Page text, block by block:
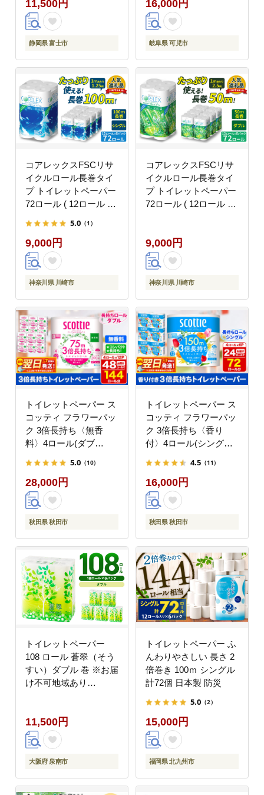
11,500円
静岡県 富士市
16,000円
岐阜県 可児市
コアレックスFSCリサ
イクルロール長巻タイ
プ トイレットペーパー
72ロール ( 12ロール ×
100m
5.0 （1）
9,000円
神奈川県 川崎市
コアレックスFSCリサ
イクルロール長巻タイ
プ トイレットペーパー
72ロール ( 12ロール ×
9,000円
神奈川県 川崎市
トイレットペーパー ス
コッティ フラワーパッ
ク 3倍長持ち〈無香
料〉4ロール(ダブ
短翌日発送 [スコッティ
フラワーパック トイレ
ットペーパー 日本製紙
クレシア 新生活]
5.0 （10）
28,000円
秋田県 秋田市
トイレットペーパー ス
コッティ フラワーパッ
ク 3倍長持ち〈香り
付〉4ロール(シング
リジナル 最短翌日発送
[スコッティ フラワーパ
ック トイレットペーパ
ー 日本製紙クレシア 新
生活]
4.5 （11）
16,000円
秋田県 秋田市
トイレットペーパー
108 ロール 蒼翠（そう
すい）ダブル 巻 ※お届
け不可地域あり
11,500円
大阪府 泉南市
トイレットペーパー ふ
んわりやさしい 長さ 2
倍巻き 100ｍ シングル
計72個 日本製 防災
5.0 （2）
15,000円
福岡県 北九州市